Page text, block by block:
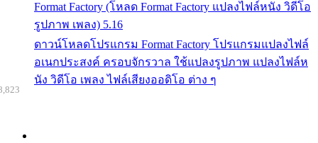
Format Factory (โหลด Format Factory แปลงไฟล์หนัง วิดีโอ
รูปภาพ เพลง) 5.16
ดาวน์โหลดโปรแกรม Format Factory โปรแกรมแปลงไฟล์
อเนกประสงค์ ครอบจักรวาล ใช้แปลงรูปภาพ แปลงไฟล์ห
นัง วิดีโอ เพลง ไฟล์เสียงออดิโอ ต่าง ๆ